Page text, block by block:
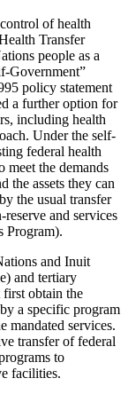
of health
Transfer
people as a
Government”
policy statement
a further option for
including health
Under the self-
federal health
meet the demands
the assets they can
the usual transfer
and services
Program).
and Inuit
and tertiary
first obtain the
a specific program
mandated services.
transfer of federal
to
facilities.